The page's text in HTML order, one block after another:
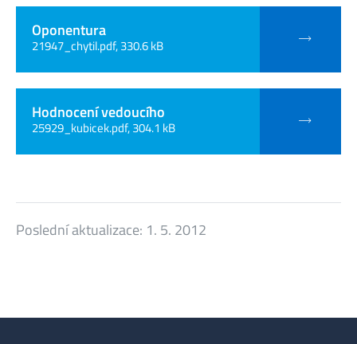
Oponentura
21947_chytil.pdf, 330.6 kB
Hodnocení vedoucího
25929_kubicek.pdf, 304.1 kB
Poslední aktualizace: 1. 5. 2012